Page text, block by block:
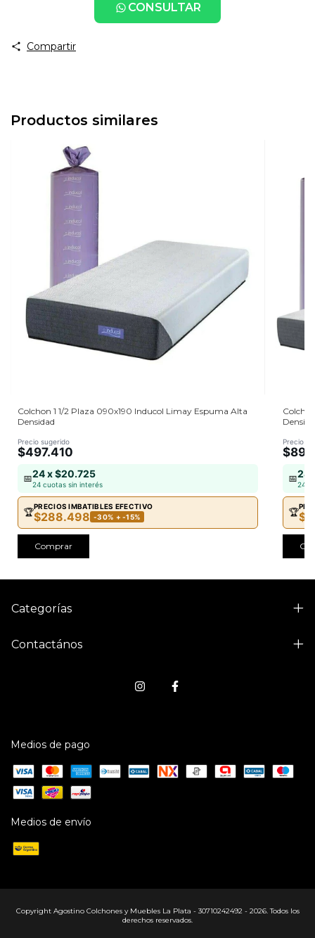
CONSULTAR
Compartir
Productos similares
Colchon 1 1/2 Plaza 090x190 Inducol Limay Espuma Alta
Densidad
Precio sugerido
$497.410
📅24 x $20.725
24 cuotas sin interés
🏆
PRECIOS IMBATIBLES EFECTIVO
$288.498 -30% + -15%
Comprar
Precio
📅24
24
🏆
Categorías
Contactános
Medios de pago
Medios de envío
Copyright Agostino Colchones y Muebles La Plata - 30710242492 - 2026. Todos los
derechos reservados.